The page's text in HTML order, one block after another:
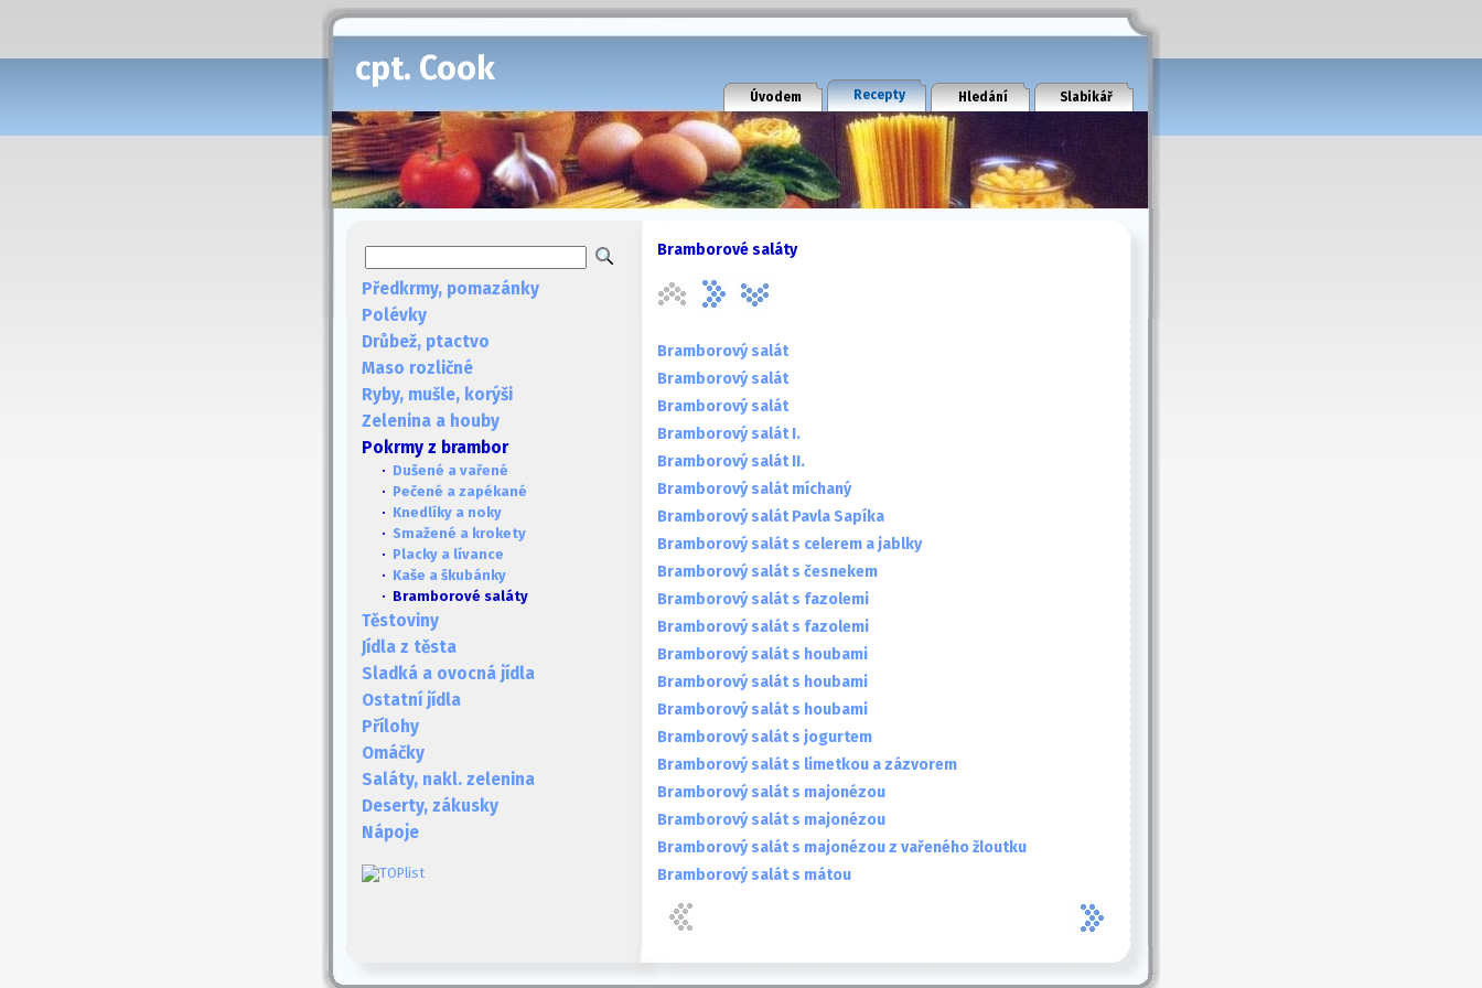
cpt. Cook
Úvodem Recepty Hledání Slabikář
Předkrmy, pomazánky
Polévky
Drůbež, ptactvo
Maso rozličné
Ryby, mušle, korýši
Zelenina a houby
Pokrmy z brambor
· Dušené a vařené
· Pečené a zapékané
· Knedlíky a noky
· Smažené a krokety
· Placky a lívance
· Kaše a škubánky
· Bramborové saláty
Těstoviny
Jídla z těsta
Sladká a ovocná jídla
Ostatní jídla
Přílohy
Omáčky
Saláty, nakl. zelenina
Deserty, zákusky
Nápoje
Bramborové saláty
Bramborový salát
Bramborový salát
Bramborový salát
Bramborový salát I.
Bramborový salát II.
Bramborový salát míchaný
Bramborový salát Pavla Sapíka
Bramborový salát s celerem a jablky
Bramborový salát s česnekem
Bramborový salát s fazolemi
Bramborový salát s fazolemi
Bramborový salát s houbami
Bramborový salát s houbami
Bramborový salát s houbami
Bramborový salát s jogurtem
Bramborový salát s limetkou a zázvorem
Bramborový salát s majonézou
Bramborový salát s majonézou
Bramborový salát s majonézou z vařeného žloutku
Bramborový salát s mátou